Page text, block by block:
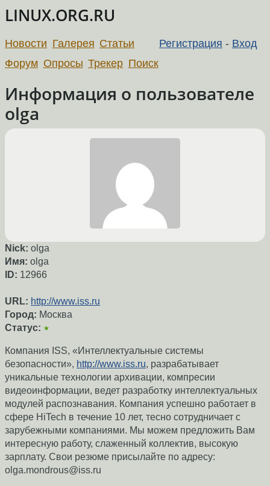
LINUX.ORG.RU
Регистрация - Вход
Новости Галерея Статьи
Форум Опросы Трекер Поиск
Информация о пользователе
olga
Nick: olga
Имя: olga
ID: 12966
URL: http://www.iss.ru
Город: Москва
Статус: ★
Компания ISS, «Интеллектуальные системы
безопасности», http://www.iss.ru, разрабатывает
уникальные технологии архивации, компресии
видеоинформации, ведет разработку интеллектуальных
модулей распознавания. Компания успешно работает в
сфере HiTech в течение 10 лет, тесно сотрудничает с
зарубежными компаниями. Мы можем предложить Вам
интересную работу, слаженный коллектив, высокую
зарплату. Свои резюме присылайте по адресу:
olga.mondrous@iss.ru